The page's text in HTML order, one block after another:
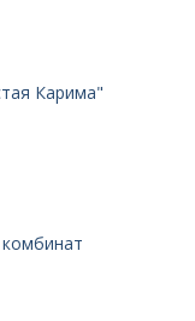
Карима"